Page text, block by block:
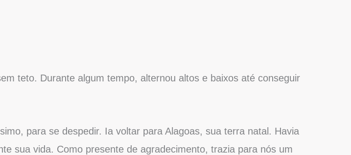
teto. Durante algum tempo, alternou altos e baixos até conseguir
para se despedir. Ia voltar para Alagoas, sua terra natal. Havia
sua vida. Como presente de agradecimento, trazia para nós um